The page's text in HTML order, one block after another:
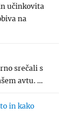
učinkovita
na
srečali s
avtu. …
in kako